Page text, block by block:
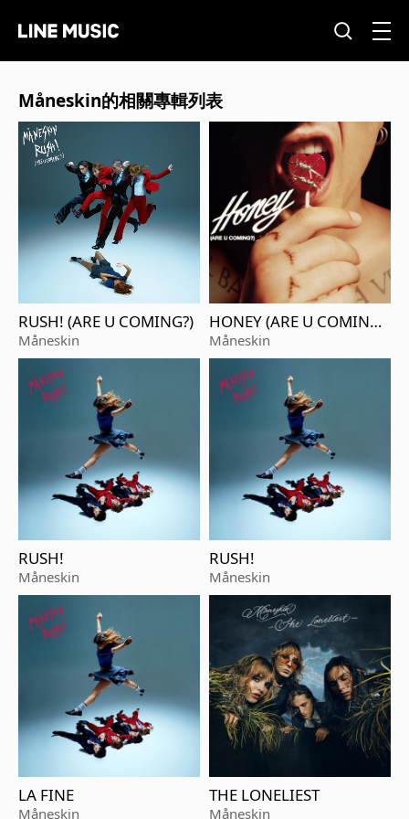
Måneskin的相關專輯列表
RUSH! (ARE U COMING?)
Måneskin
HONEY (ARE U COMIN
G?)
Måneskin
RUSH!
Måneskin
RUSH!
Måneskin
LA FINE
Måneskin
THE LONELIEST
Måneskin